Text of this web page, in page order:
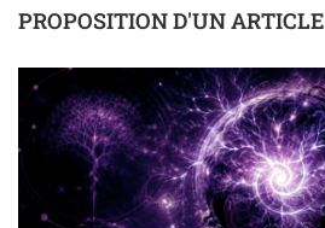
PROPOSITION D'UN ARTICLE